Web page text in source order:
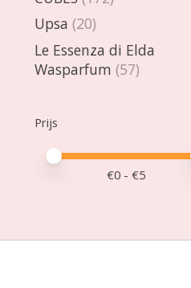
Upsa (20)
Le Essenza di Elda
Wasparfum (57)
Prijs
Minimale prijswaarde
Price maximum value
€0 - €5